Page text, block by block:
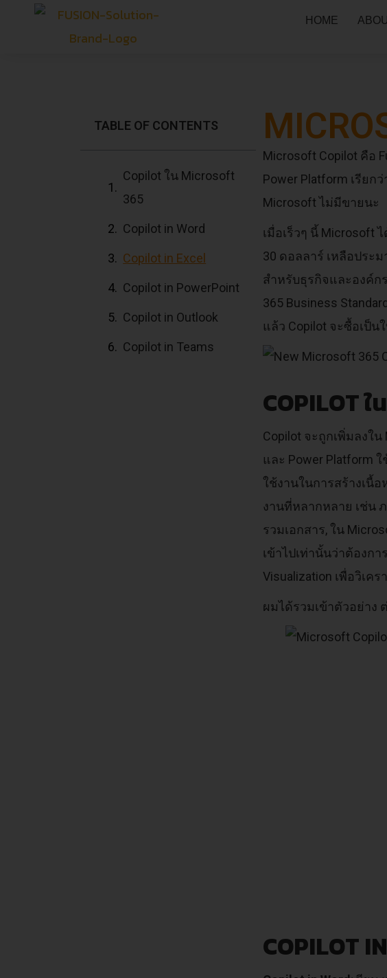
HOME
TABLE OF CONTENTS
Copilot ใน Microsoft
365
Copilot in Word
Copilot in Excel
Copilot in PowerPoint
Copilot in Outlook
Copilot in Teams
Microsoft Copilot คือ
Power Platform เรีย
Microsoft ไม่มีขายนะ
เมื่อเร็วๆ นี้ Microsoft
30 ดอลลาร์ เหลือประ
สำหรับธุรกิจและองค์ก
365 Business
แล้ว Copilot จะซื้อเป็น
COPILOT ใ
Copilot จะถูกเพิ่มลงใน
และ Power Platform
ใช้งานในการสร้างเนื้
งานที่หลากหลาย เช่น
รวมเอกสาร, ใน
เข้าไปเท่านั้นว่าต้องก
Visualization เพื่อวิเค
ผมได้รวมเข้าตัวอย่าง
COPILOT